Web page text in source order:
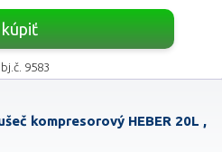
kúpiť
9583
kompresorový HEBER 20L ,